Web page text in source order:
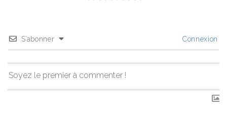
S’abonner Connexion